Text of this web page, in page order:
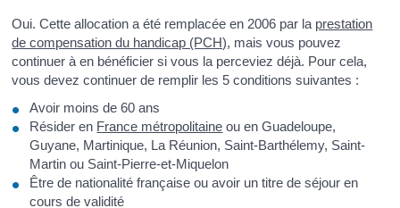
Oui. Cette allocation a été remplacée en 2006 par la prestation
de compensation du handicap (PCH), mais vous pouvez
continuer à en bénéficier si vous la perceviez déjà. Pour cela,
vous devez continuer de remplir les 5 conditions suivantes :
Avoir moins de 60 ans
Résider en France métropolitaine ou en Guadeloupe,
Guyane, Martinique, La Réunion, Saint-Barthélemy, Saint-
Martin ou Saint-Pierre-et-Miquelon
Être de nationalité française ou avoir un titre de séjour en
cours de validité